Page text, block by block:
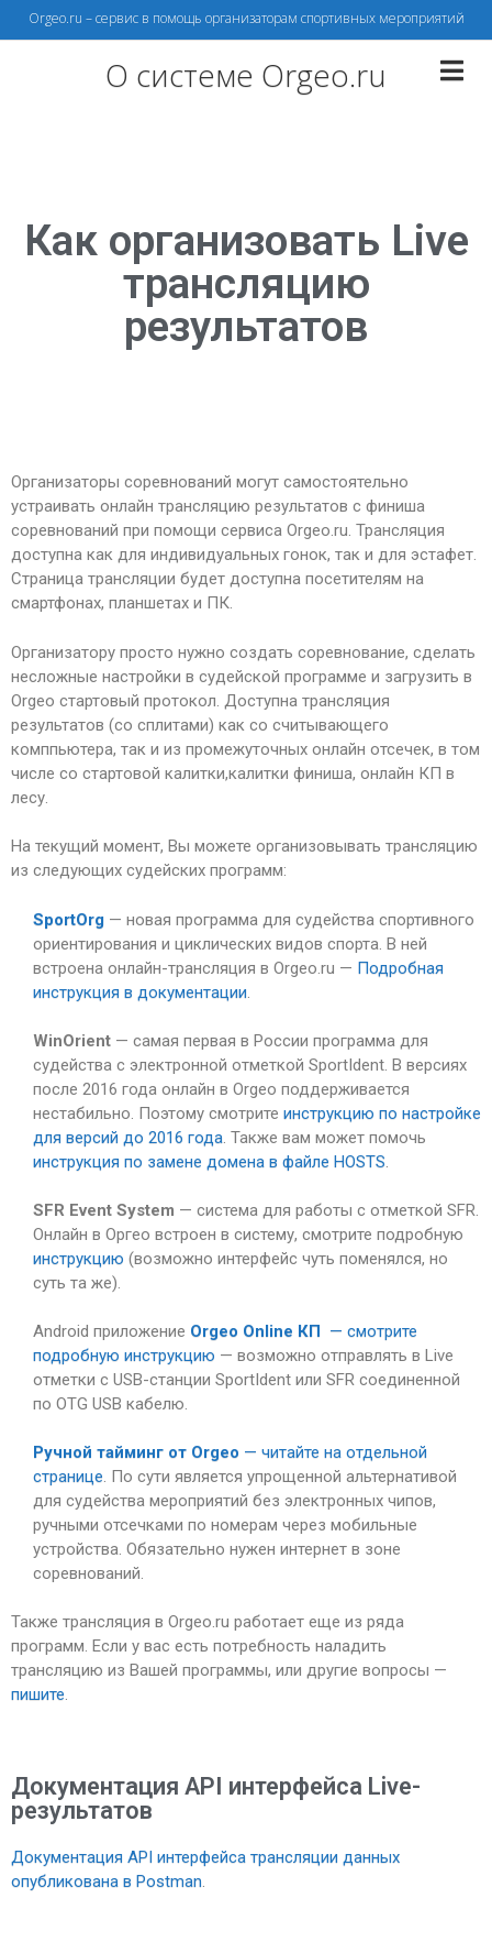
Orgeo.ru – сервис в помощь организаторам спортивных мероприятий
О системе Orgeo.ru
Как организовать Live
трансляцию
результатов
Организаторы соревнований могут самостоятельно
устраивать онлайн трансляцию результатов с финиша
соревнований при помощи сервиса Orgeo.ru. Трансляция
доступна как для индивидуальных гонок, так и для эстафет.
Страница трансляции будет доступна посетителям на
смартфонах, планшетах и ПК.
Организатору просто нужно создать соревнование, сделать
несложные настройки в судейской программе и загрузить в
Orgeo стартовый протокол. Доступна трансляция
результатов (со сплитами) как со считывающего
комппьютера, так и из промежуточных онлайн отсечек, в том
числе со стартовой калитки,калитки финиша, онлайн КП в
лесу.
На текущий момент, Вы можете организовывать трансляцию
из следующих судейских программ:
SportOrg — новая программа для судейства спортивного
ориентирования и циклических видов спорта. В ней
встроена онлайн-трансляция в Orgeo.ru — Подробная
инструкция в документации
WinOrient — самая первая в России программа для
судейства с электронной отметкой SportIdent. В версиях
после 2016 года онлайн в Orgeo поддерживается
нестабильно. Поэтому смотрите инструкцию по настройке
для версий до 2016 года . Также вам может помочь
инструкция по замене домена в файле HOSTS
SFR Event System — система для работы с отметкой SFR.
Онлайн в Оргео встроен в систему, смотрите подробную
инструкцию (возможно интерфейс чуть поменялся, но
суть та же).
Android приложение Orgeo Online КП — смотрите
подробную инструкцию — возможно отправлять в Live
отметки с USB-станции SportIdent или SFR соединенной
по OTG USB кабелю.
Ручной тайминг от Orgeo — читайте на отдельной
странице . По сути является упрощенной альтернативой
для судейства мероприятий без электронных чипов,
ручными отсечками по номерам через мобильные
устройства. Обязательно нужен интернет в зоне
соревнований.
Также трансляция в Orgeo.ru работает еще из ряда
программ. Если у вас есть потребность наладить
трансляцию из Вашей программы, или другие вопросы —
пишите
Документация API интерфейса Live-
результатов
Документация API интерфейса трансляции данных
опубликована в Postman.